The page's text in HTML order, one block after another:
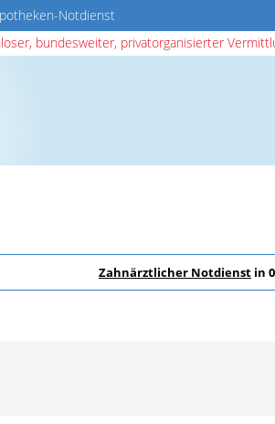
Notdienst
bundesweiter, privatorganisierter
Zahnärztlicher Notdienst in